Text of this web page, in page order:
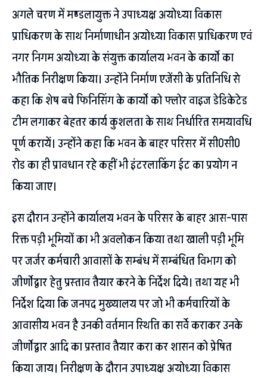
अगले चरण में मण्डलायुक्त ने उपाध्यक्ष अयोध्या विकास
प्राधिकरण के साथ निर्माणाधीन अयोध्या विकास प्राधिकरण एवं
नगर निगम अयोध्या के संयुक्त कार्यालय भवन के कार्यो का
भौतिक निरीक्षण किया। उन्होंने निर्माण एजेंसी के प्रतिनिधि से
कहा कि शेष बचे फिनिसिंग के कार्यो को फ्लोर वाइज डेडिकेटेड
टीम लगाकर बेहतर कार्य कुशलता के साथ निर्धारित समयावधि
पूर्ण करायें। उन्होंने कहा कि भवन के बाहर परिसर में सी0सी0
रोड का ही प्रावधान रहे कहीं भी इंटरलाकिंग ईट का प्रयोग न
किया जाए।
इस दौरान उन्होंने कार्यालय भवन के परिसर के बाहर आस-पास
रिक्त पड़ी भूमियों का भी अवलोकन किया तथा खाली पड़ी भूमि
पर जर्जर कर्मचारी आवासों के सम्बंध में सम्बंधित विभाग को
जीर्णोद्वार हेतु प्रस्ताव तैयार करने के निर्देश दिये। तथा यह भी
निर्देश दिया कि जनपद मुख्यालय पर जो भी कर्मचारियों के
आवासीय भवन है उनकी वर्तमान स्थिति का सर्वे कराकर उनके
जीर्णोद्वार आदि का प्रस्ताव तैयार करा कर शासन को प्रेषित
किया जाय। निरीक्षण के दौरान उपाध्यक्ष अयोध्या विकास